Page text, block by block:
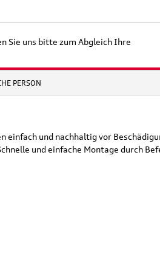
Sie uns bitte zum Abgleich Ihre
PERSON
einfach und nachhaltig vor
und einfache Montage durch